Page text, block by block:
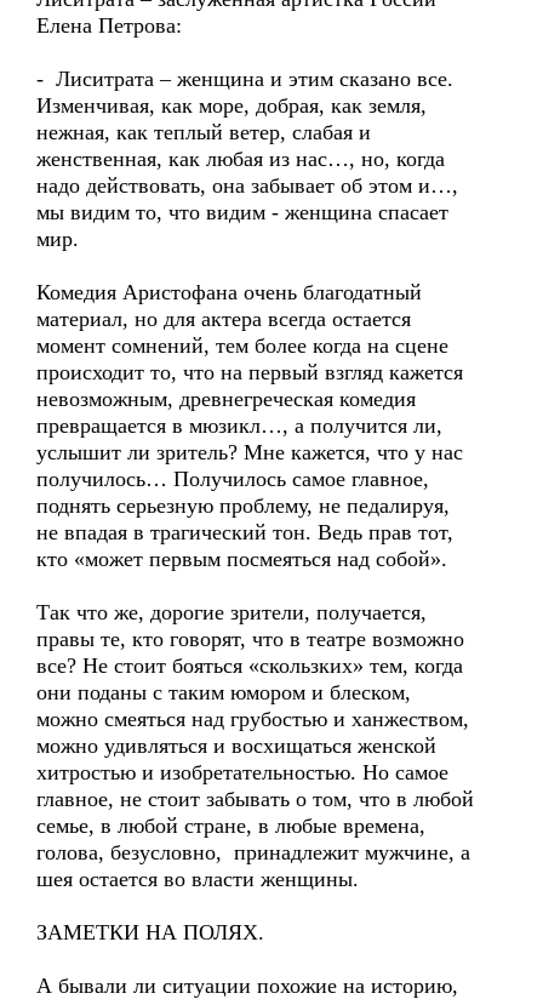
Елена Петрова:
- Лиситрата – женщина и этим сказано все.
Изменчивая, как море, добрая, как земля,
нежная, как теплый ветер, слабая и
женственная, как любая из нас…, но, когда
надо действовать, она забывает об этом и…,
мы видим то, что видим - женщина спасает
мир.
Комедия Аристофана очень благодатный
материал, но для актера всегда остается
момент сомнений, тем более когда на сцене
происходит то, что на первый взгляд кажется
невозможным, древнегреческая комедия
превращается в мюзикл…, а получится ли,
услышит ли зритель? Мне кажется, что у нас
получилось… Получилось самое главное,
поднять серьезную проблему, не педалируя,
не впадая в трагический тон. Ведь прав тот,
кто «может первым посмеяться над собой».
Так что же, дорогие зрители, получается,
правы те, кто говорят, что в театре возможно
все? Не стоит бояться «скользких» тем, когда
они поданы с таким юмором и блеском,
можно смеяться над грубостью и ханжеством,
можно удивляться и восхищаться женской
хитростью и изобретательностью. Но самое
главное, не стоит забывать о том, что в любой
семье, в любой стране, в любые времена,
голова, безусловно, принадлежит мужчине, а
шея остается во власти женщины.
ЗАМЕТКИ НА ПОЛЯХ.
А бывали ли ситуации похожие на историю,